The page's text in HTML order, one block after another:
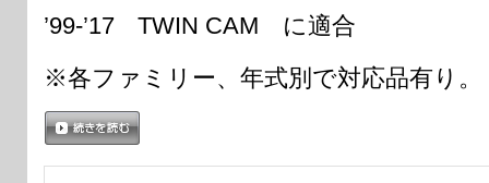
’99-’17 TWIN CAM に適合
※各ファミリー、年式別で対応品有り。